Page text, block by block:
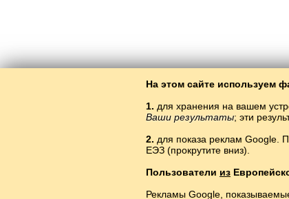
На этом сайте используем
1. для хранения на вашем
Ваши результаты; эти
2. для показа реклам Google.
ЕЭЗ (прокрутите вниз).
Пользователи из
Рекламы Google,